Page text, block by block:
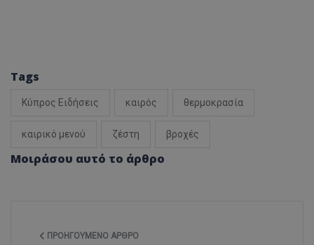
Tags
Κύπρος Ειδήσεις καιρός θερμοκρασία
καιρικό μενού ζέστη βροχές
Μοιράσου αυτό το άρθρο
ΠΡΟΗΓΟΎΜΕΝΟ ΆΡΘΡΟ